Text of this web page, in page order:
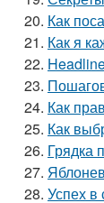
20. Как
21. Как я
22.
23.
24. Как
25. Как
26. Грядка
27.
28. Успех в